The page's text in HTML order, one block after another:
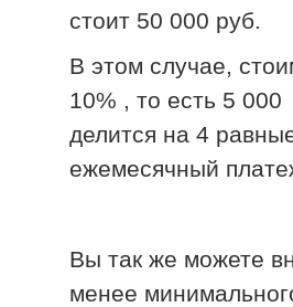
стоит 50 000 руб.
В этом случае,
10% , то есть 5
делится на 4
ежемесячный
Вы так же можете
менее